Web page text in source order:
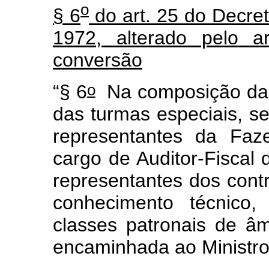
§ 6o do art. 25 do
1972, alterado pelo
conversão
“§ 6oNa composição
das turmas especiais,
representantes da
cargo de Auditor-Fiscal
representantes dos
conhecimento
classes patronais de
encaminhada ao